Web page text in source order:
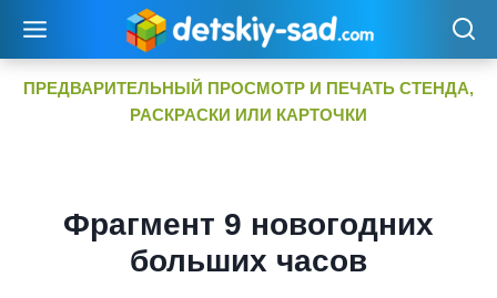
содержимому
ПРЕДВАРИТЕЛЬНЫЙ ПРОСМОТР И ПЕЧАТЬ СТЕНДА,
РАСКРАСКИ ИЛИ КАРТОЧКИ
Фрагмент 9 новогодних
больших часов